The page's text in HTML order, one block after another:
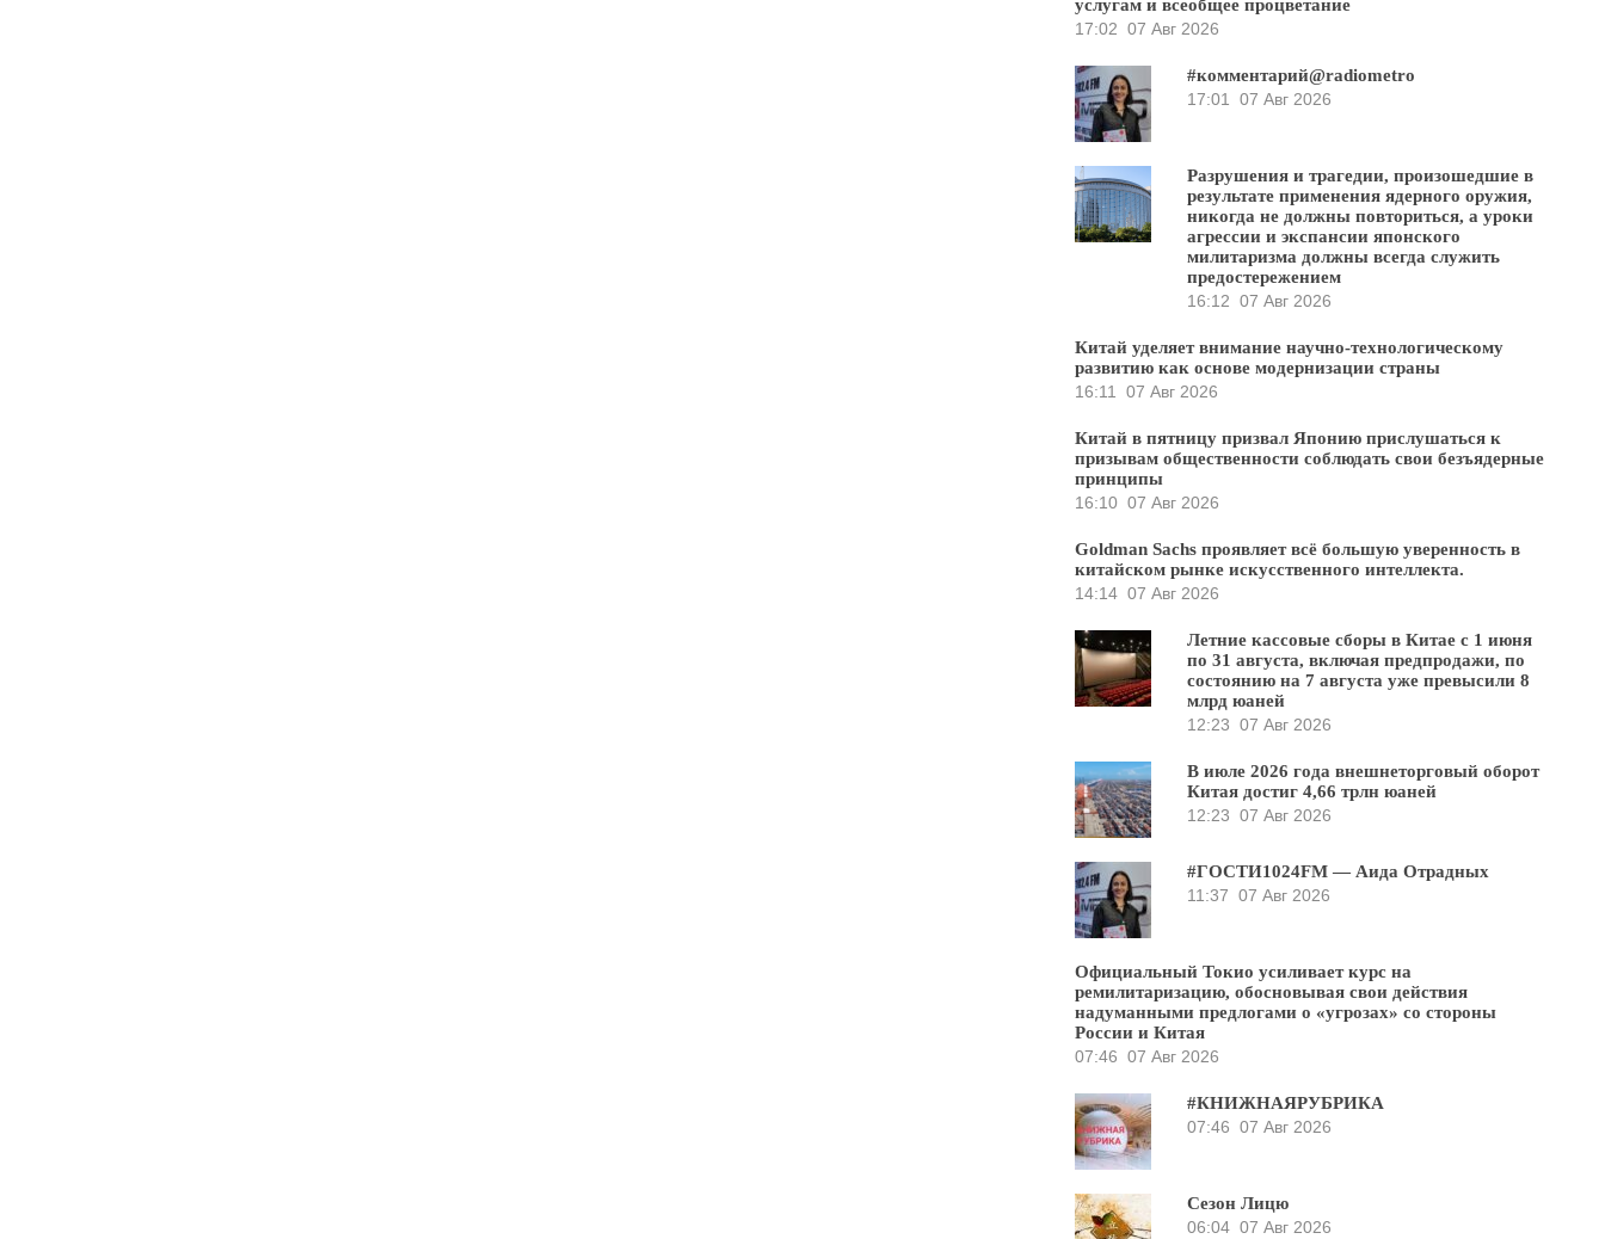
услугам и всеобщее процветание
17:02 07 Авг 2026
#комментарий@radiometro
17:01
07 Авг 2026
Разрушения и трагедии, произошедшие в
результате применения ядерного оружия,
никогда не должны повториться, а уроки
агрессии и экспансии японского
милитаризма должны всегда служить
предостережением
16:12 07 Авг 2026
Китай уделяет внимание научно-технологическому
развитию как основе модернизации страны
16:11
07 Авг 2026
Китай в пятницу призвал Японию прислушаться к
призывам общественности соблюдать свои безъядерные
принципы
16:10 07 Авг 2026
Goldman Sachs проявляет всё большую уверенность в
китайском рынке искусственного интеллекта.
14:14 07 Авг 2026
Летние кассовые сборы в Китае с 1 июня
по 31 августа, включая предпродажи, по
состоянию на 7 августа уже превысили 8
млрд юаней
12:23 07 Авг 2026
В июле 2026 года внешнеторговый оборот
Китая достиг 4,66 трлн юаней
12:23 07 Авг 2026
#ГОСТИ1024FM — Аида Отрадных
11:37 07 Авг 2026
Официальный Токио усиливает курс на
ремилитаризацию, обосновывая свои действия
надуманными предлогами о «угрозах» со стороны
России и Китая
07:46 07 Авг 2026
#КНИЖНАЯРУБРИКА
07:46 07 Авг 2026
Сезон Лицю
06:04 07 Авг 2026